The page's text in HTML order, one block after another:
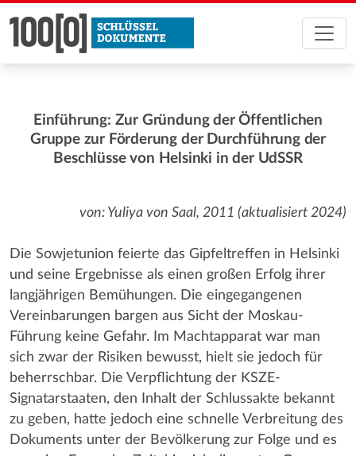
Einführung: Zur Gründung der Öffentlichen
Gruppe zur Förderung der Durchführung der
Beschlüsse von Helsinki in der UdSSR
von: Yuliya von Saal, 2011 (aktualisiert 2024)
Die Sowjetunion feierte das Gipfeltreffen in Helsinki
und seine Ergebnisse als einen großen Erfolg ihrer
langjährigen Bemühungen. Die eingegangenen
Vereinbarungen bargen aus Sicht der Moskau-
Führung keine Gefahr. Im Machtapparat war man
sich zwar der Risiken bewusst, hielt sie jedoch für
beherrschbar. Die Verpflichtung der KSZE-
Signatarstaaten, den Inhalt der Schlussakte bekannt
zu geben, hatte jedoch eine schnelle Verbreitung des
Dokuments unter der Bevölkerung zur Folge und es